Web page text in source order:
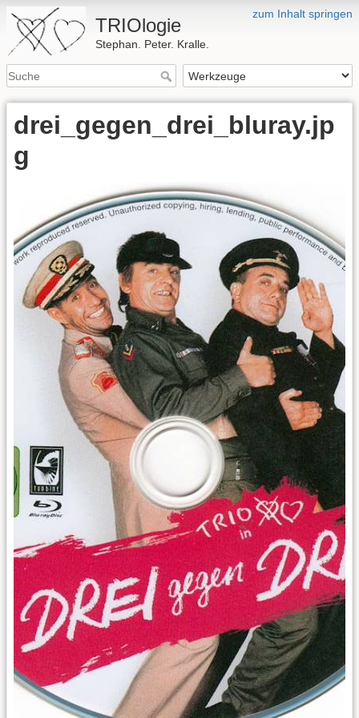
zum Inhalt springen
TRIOlogie
Stephan. Peter. Kralle.
drei_gegen_drei_bluray.jp
g